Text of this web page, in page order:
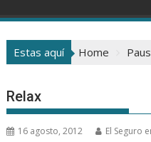
Estas aquí Home
Relax
16 agosto, 2012 El Seguro